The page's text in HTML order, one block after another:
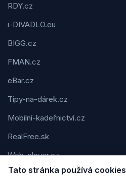
RDY.cz
i-DIVADLO.eu
BIGG.cz
FMAN.cz
eBar.cz
Tipy-na-dárek.cz
Mobilní-kadeřnictví.cz
RealFree.sk
Web-clever.cz
Kvízov.cz
Tato stránka používá cookies